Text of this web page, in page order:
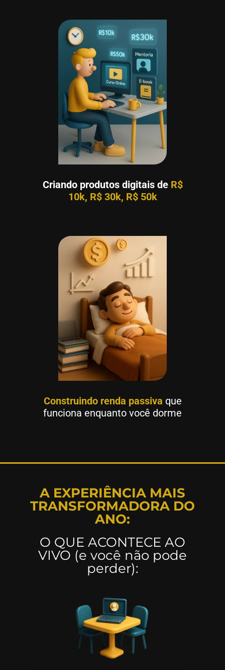
Criando produtos digitais deR$
10k, R$ 30k, R$ 50k
Construindo renda passiva que
funciona enquanto você dorme
A EXPERIÊNCIA MAIS
TRANSFORMADORA DO
ANO:
O QUE ACONTECE AO
VIVO (e você não pode
perder):